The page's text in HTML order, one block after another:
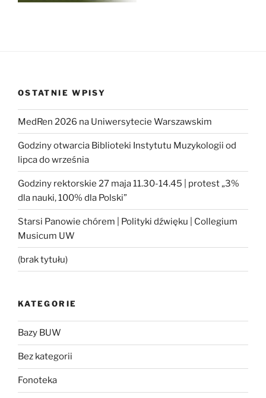
OSTATNIE WPISY
MedRen 2026 na Uniwersytecie Warszawskim
Godziny otwarcia Biblioteki Instytutu Muzykologii od
lipca do września
Godziny rektorskie 27 maja 11.30-14.45 | protest „3%
dla nauki, 100% dla Polski”
Starsi Panowie chórem | Polityki dźwięku | Collegium
Musicum UW
(brak tytułu)
KATEGORIE
Bazy BUW
Bez kategorii
Fonoteka